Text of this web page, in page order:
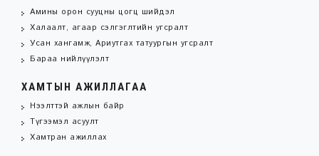
Амины орон сууцны цогц шийдэл
Халаалт, агаар сэлгэглтийн угсралт
Усан хангамж, Ариутгах татуургын угсралт
Бараа нийлүүлэлт
ХАМТЫН АЖИЛЛАГАА
Нээлттэй ажлын байр
Түгээмэл асуулт
Хамтран ажиллах